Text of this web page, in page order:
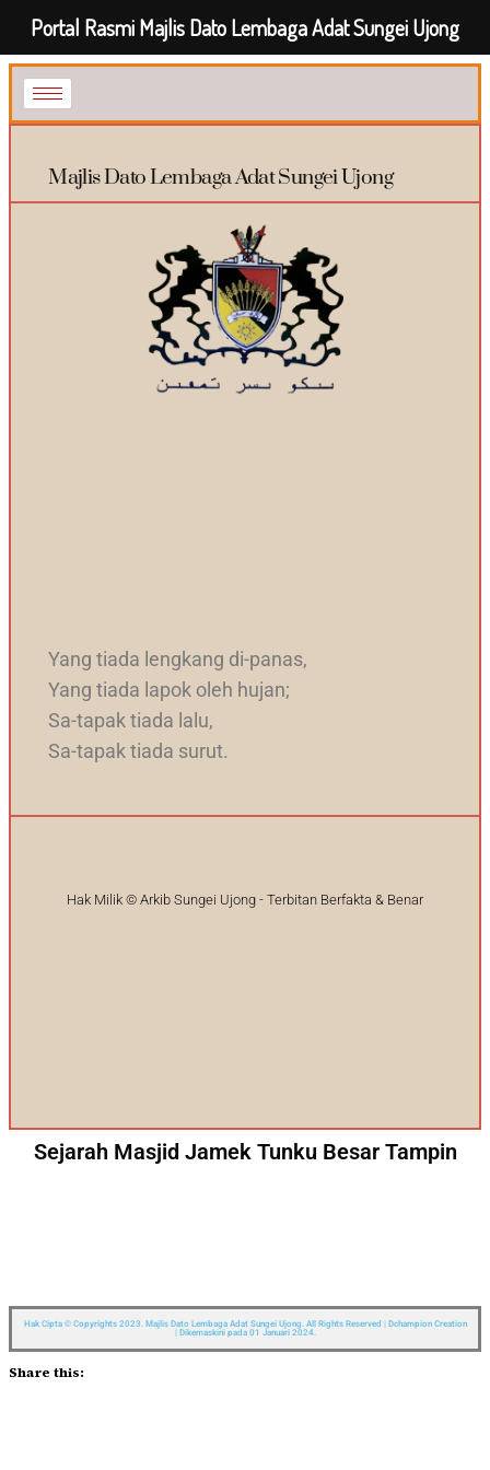
Majlis Dato Lembaga Adat Sungei Ujong
Yang tiada lengkang di-panas,
Yang tiada lapok oleh hujan;
Sa-tapak tiada lalu,
Sa-tapak tiada surut.
Hak Milik © Arkib Sungei Ujong - Terbitan Berfakta & Benar
Sejarah Masjid Jamek Tunku Besar Tampin
Hak Cipta © Copyrights 2023. Majlis Dato Lembaga Adat Sungei Ujong. All Rights Reserved | Dchampion Creation
| Dikemaskini pada 01 Januari 2024.
Share this:
Portal Rasmi Majlis Dato Lembaga Adat Sungei Ujong